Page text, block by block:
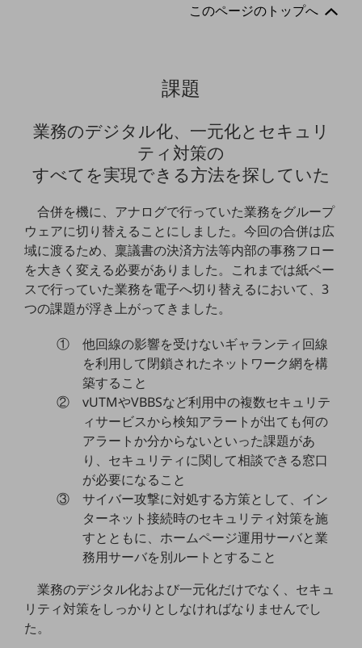
課題やニーズに合ったサービスをご紹介し、
モバイル・音声
リモート・ハイブリッドワーク
セキュリティ
その他のお悩みはこちら
業界から見つける
業界から見つけるTOP
製造業
小売・卸売業
その他の業界はこちら
ゲーム感覚で見つける
ビジネスお悩み診断
NTTドコモビジネス
オンラインショップ
モバイル・ICTサービスをオンラインで
相談・申し込みができるバーチャルショップ
法人向けモバイルトップ
はじめての方へ
サービス・商品を探す
新規会員登録/ログインはこちら
100回線以上のお問い合わせ・お見積りはこちら
このページのトップへ
課題
業務のデジタル化、一元化とセキュリ
ティ対策の
すべてを実現できる方法を探していた
合併を機に、アナログで行っていた業務をグループ
ウェアに切り替えることにしました。今回の合併は広
域に渡るため、稟議書の決済方法等内部の事務フロー
を大きく変える必要がありました。これまでは紙ベー
スで行っていた業務を電子へ切り替えるにおいて、3
つの課題が浮き上がってきました。
① 他回線の影響を受けないギャランティ回線
を利用して閉鎖されたネットワーク網を構
築すること
② vUTMやVBBSなど利用中の複数セキュリテ
ィサービスから検知アラートが出ても何の
アラートか分からないといった課題があ
り、セキュリティに関して相談できる窓口
が必要になること
③ サイバー攻撃に対処する方策として、イン
ターネット接続時のセキュリティ対策を施
すとともに、ホームページ運用サーバと業
務用サーバを別ルートとすること
業務のデジタル化および一元化だけでなく、セキュ
リティ対策をしっかりとしなければなりませんでし
た。